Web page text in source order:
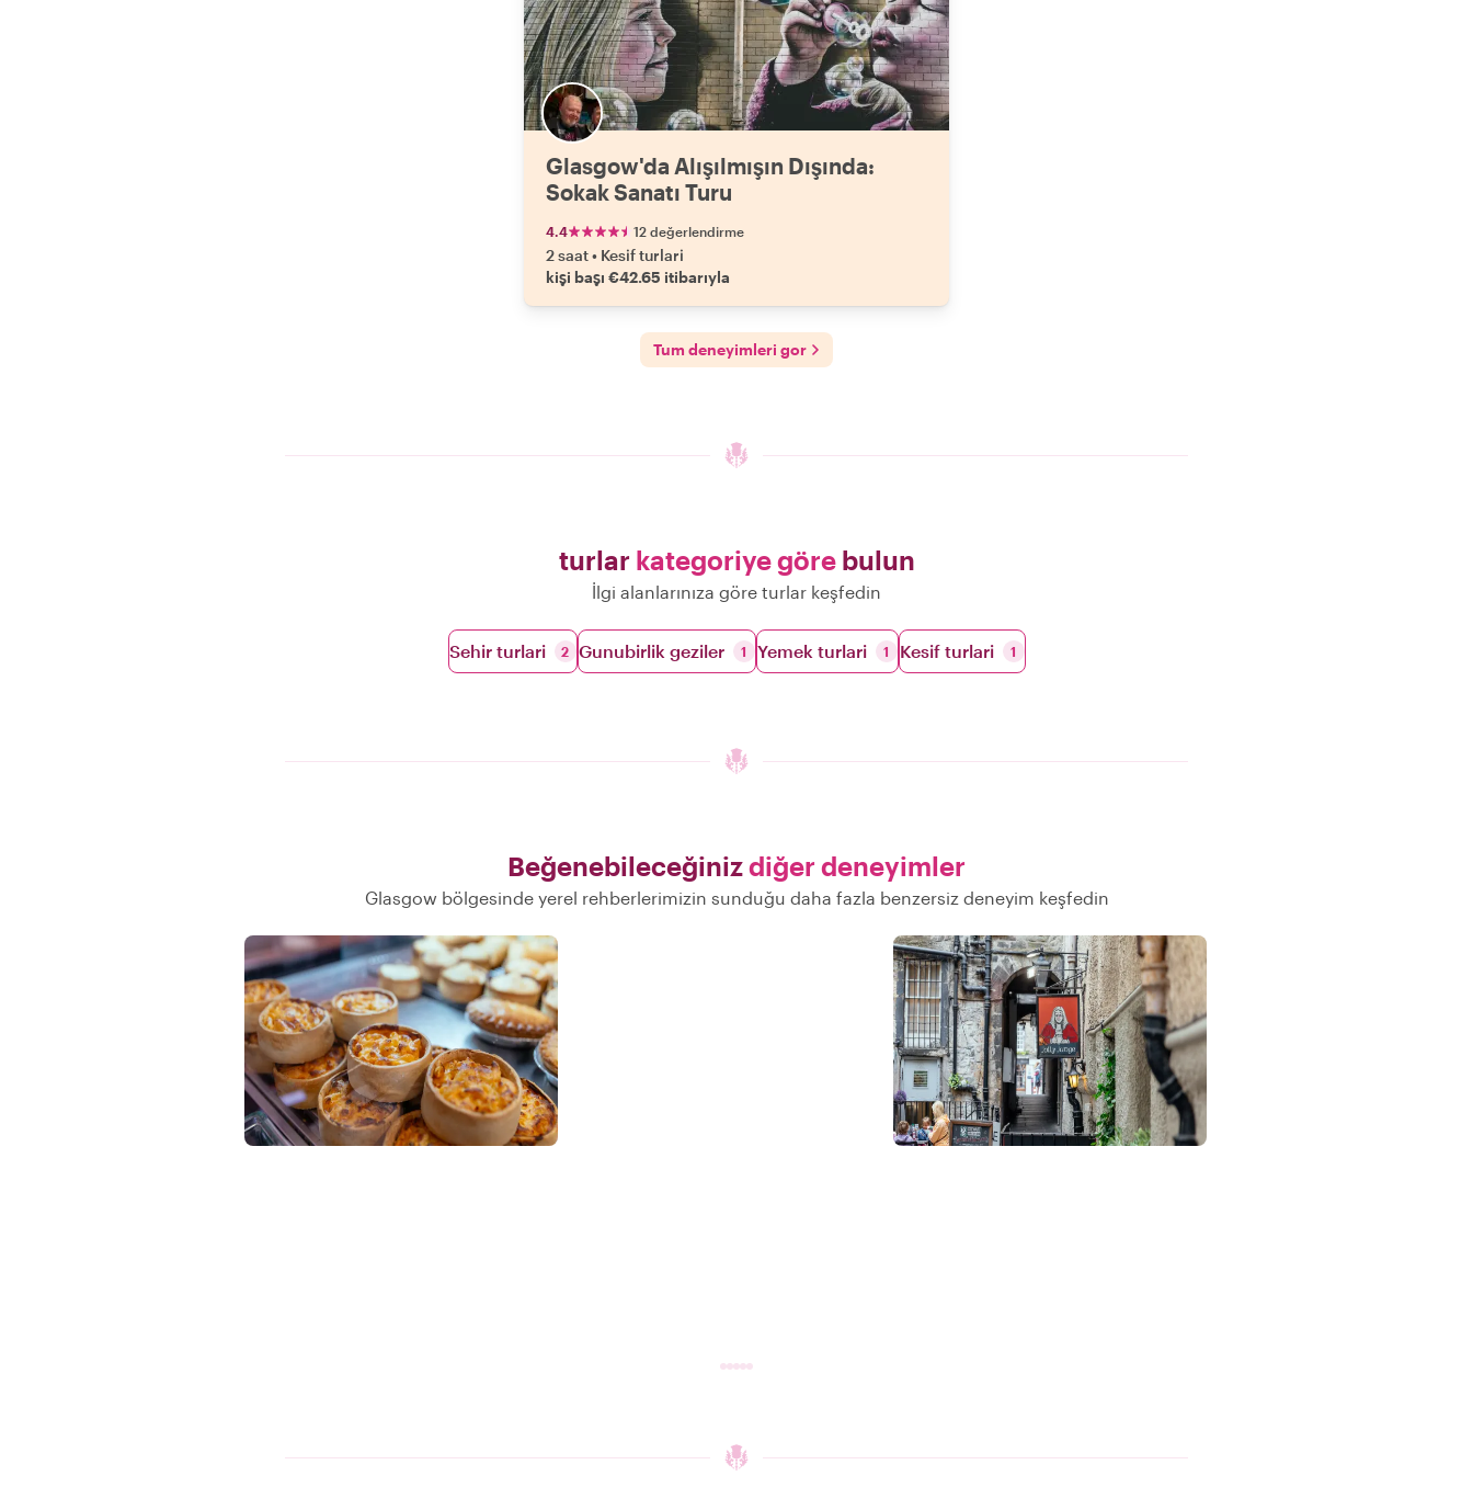
Glasgow'da Alışılmışın Dışında:
Sokak Sanatı Turu
4.4 12 değerlendirme
2 saat• Kesif turlari
kişi başı €42.65 itibarıyla
Tum deneyimleri gor
turlar kategoriye görebulun
İlgi alanlarınıza göre turlar keşfedin
Sehir turlari 2 Gunubirlik geziler 1 Yemek turlari 1 Kesif turlari 1
Beğenebileceğinizdiğer deneyimler
Glasgow bölgesinde yerel rehberlerimizin sunduğu daha fazla benzersiz deneyim keşfedin